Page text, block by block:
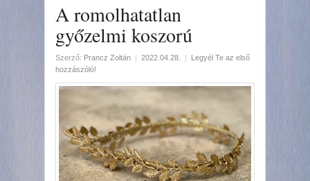
A romolhatatlan
győzelmi koszorú
Szerző: Prancz Zoltán | 2022.04.28. |
Legyél Te az első
hozzászóló!